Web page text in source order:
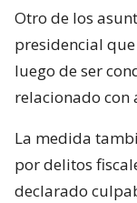
Otro de los
presidencial
luego de ser
relacionado con
La medida
por delitos
declarado